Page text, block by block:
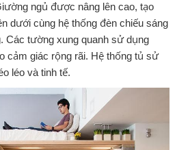
ngủ được nâng lên cao, tạo
dưới cùng hệ thống đèn chiếu sáng
Các tường xung quanh sử dụng
cảm giác rộng rãi. Hệ thống tủ sử
léo và tinh tế.